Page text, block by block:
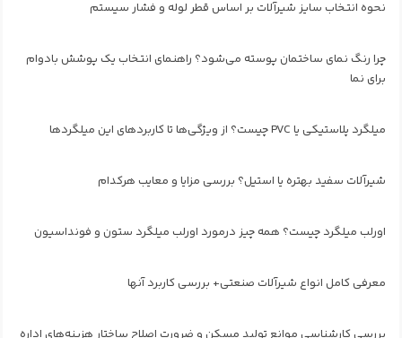
نحوه انتخاب سایز شیرآلات بر اساس قطر لوله و فشار سیستم
چرا رنگ نمای ساختمان پوسته می‌شود؟ راهنمای انتخاب یک پوشش بادوام
برای نما
میلگرد پلاستیکی یا PVC چیست؟ از ویژگی‌ها تا کاربردهای این میلگردها
شیرآلات سفید بهتره یا استیل؟ بررسی مزایا و معایب هرکدام
اورلب میلگرد چیست؟ همه چیز درمورد اورلب میلگرد ستون و فونداسیون
معرفی کامل انواع شیرآلات صنعتی+ بررسی کاربرد آنها